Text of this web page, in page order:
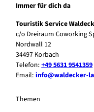
Immer für dich da
Touristik Service
c/o Dreiraum Coworking
Nordwall 12
34497 Korbach
Telefon: +49 5631 9541359
Email: info@waldecker-
Themen